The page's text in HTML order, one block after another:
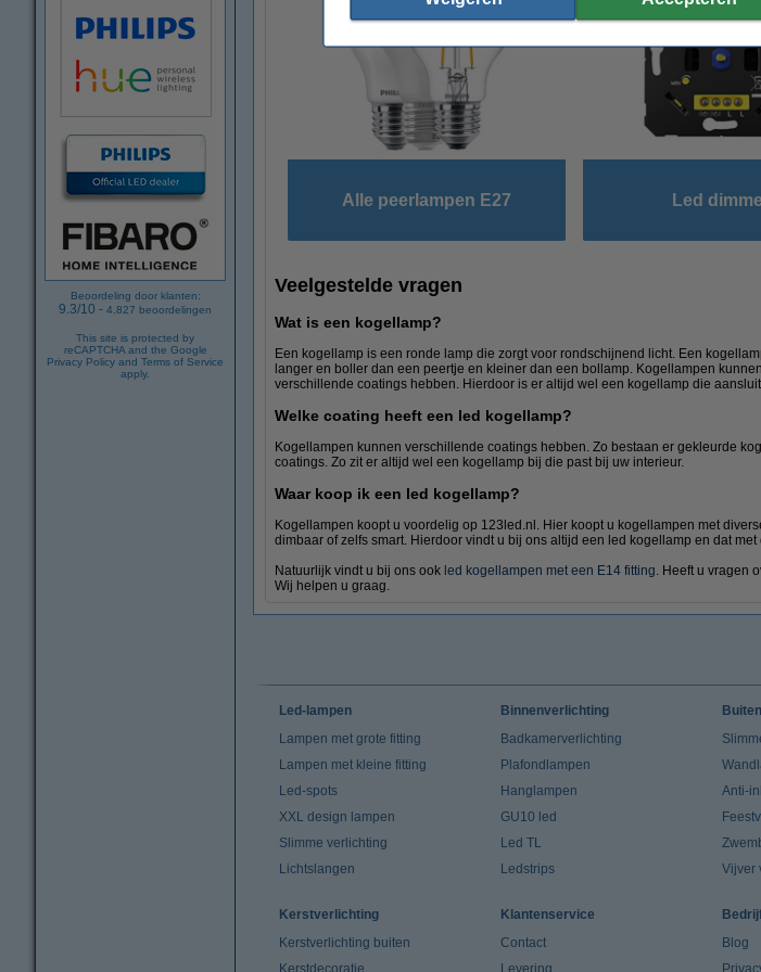
Beoordeling door klanten:
9.3/10 - 4.827 beoordelingen
This site is protected by
reCAPTCHA and the Google
Privacy Policy and Terms of Service
apply.
Alle peerlampen E27 Led
Veelgestelde vragen
Wat is een kogellamp?
Een kogellamp is een ronde lamp die zorgt voor rondschijnend licht. Een
langer en boller dan een peertje en kleiner dan een bollamp. Kogellampen
verschillende coatings hebben. Hierdoor is er altijd wel een kogellamp die
Welke coating heeft een led kogellamp?
Kogellampen kunnen verschillende coatings hebben. Zo bestaan er gekleurde
coatings. Zo zit er altijd wel een kogellamp bij die past bij uw interieur.
Waar koop ik een led kogellamp?
Kogellampen koopt u voordelig op 123led.nl. Hier koopt u kogellampen met
dimbaar of zelfs smart. Hierdoor vindt u bij ons altijd een led kogellamp en dat
Natuurlijk vindt u bij ons ook led kogellampen met een E14 fitting. Heeft u vragen
Wij helpen u graag.
Led-lampen
Lampen met grote fitting
Lampen met kleine fitting
Led-spots
XXL design lampen
Slimme verlichting
Lichtslangen
Binnenverlichting
Badkamerverlichting
Plafondlampen
Hanglampen
GU10 led
Led TL
Ledstrips
Anti-
Vijver
Kerstverlichting
Kerstverlichting buiten
Kerstdecoratie
Klantenservice
Contact
Levering
Blog